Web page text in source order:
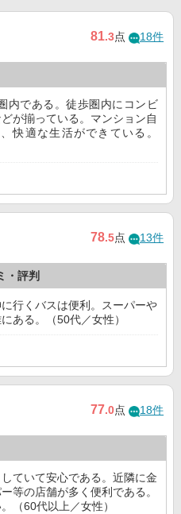
81.3点 18件
内である。徒歩圏内にコンビ
が揃っている。マンション自
快適な生活ができている。
78.5点 13件
・評判
行くバスは便利。スーパーや
ある。（50代／女性）
77.0点 18件
ていて安心である。近隣に金
等の店舗が多く便利である。
（60代以上／女性）